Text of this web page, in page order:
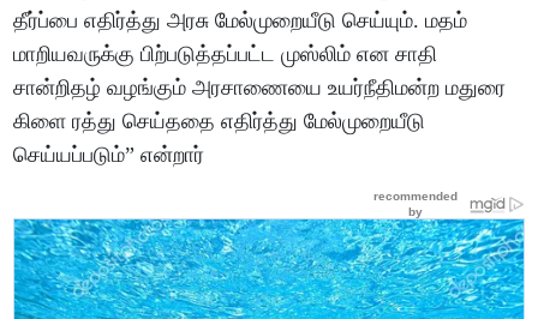
தீர்ப்பை எதிர்த்து அரசு மேல்முறையீடு செய்யும். மதம்
மாறியவருக்கு பிற்படுத்தப்பட்ட முஸ்லிம் என சாதி
சான்றிதழ் வழங்கும் அரசாணையை உயர்நீதிமன்ற மதுரை
கிளை ரத்து செய்ததை எதிர்த்து மேல்முறையீடு
செய்யப்படும்” என்றார்